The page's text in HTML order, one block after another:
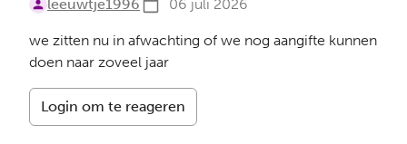
leeuwtje1996 06 juli 2026
we zitten nu in afwachting of we nog aangifte kunnen
doen naar zoveel jaar
Login om te reageren